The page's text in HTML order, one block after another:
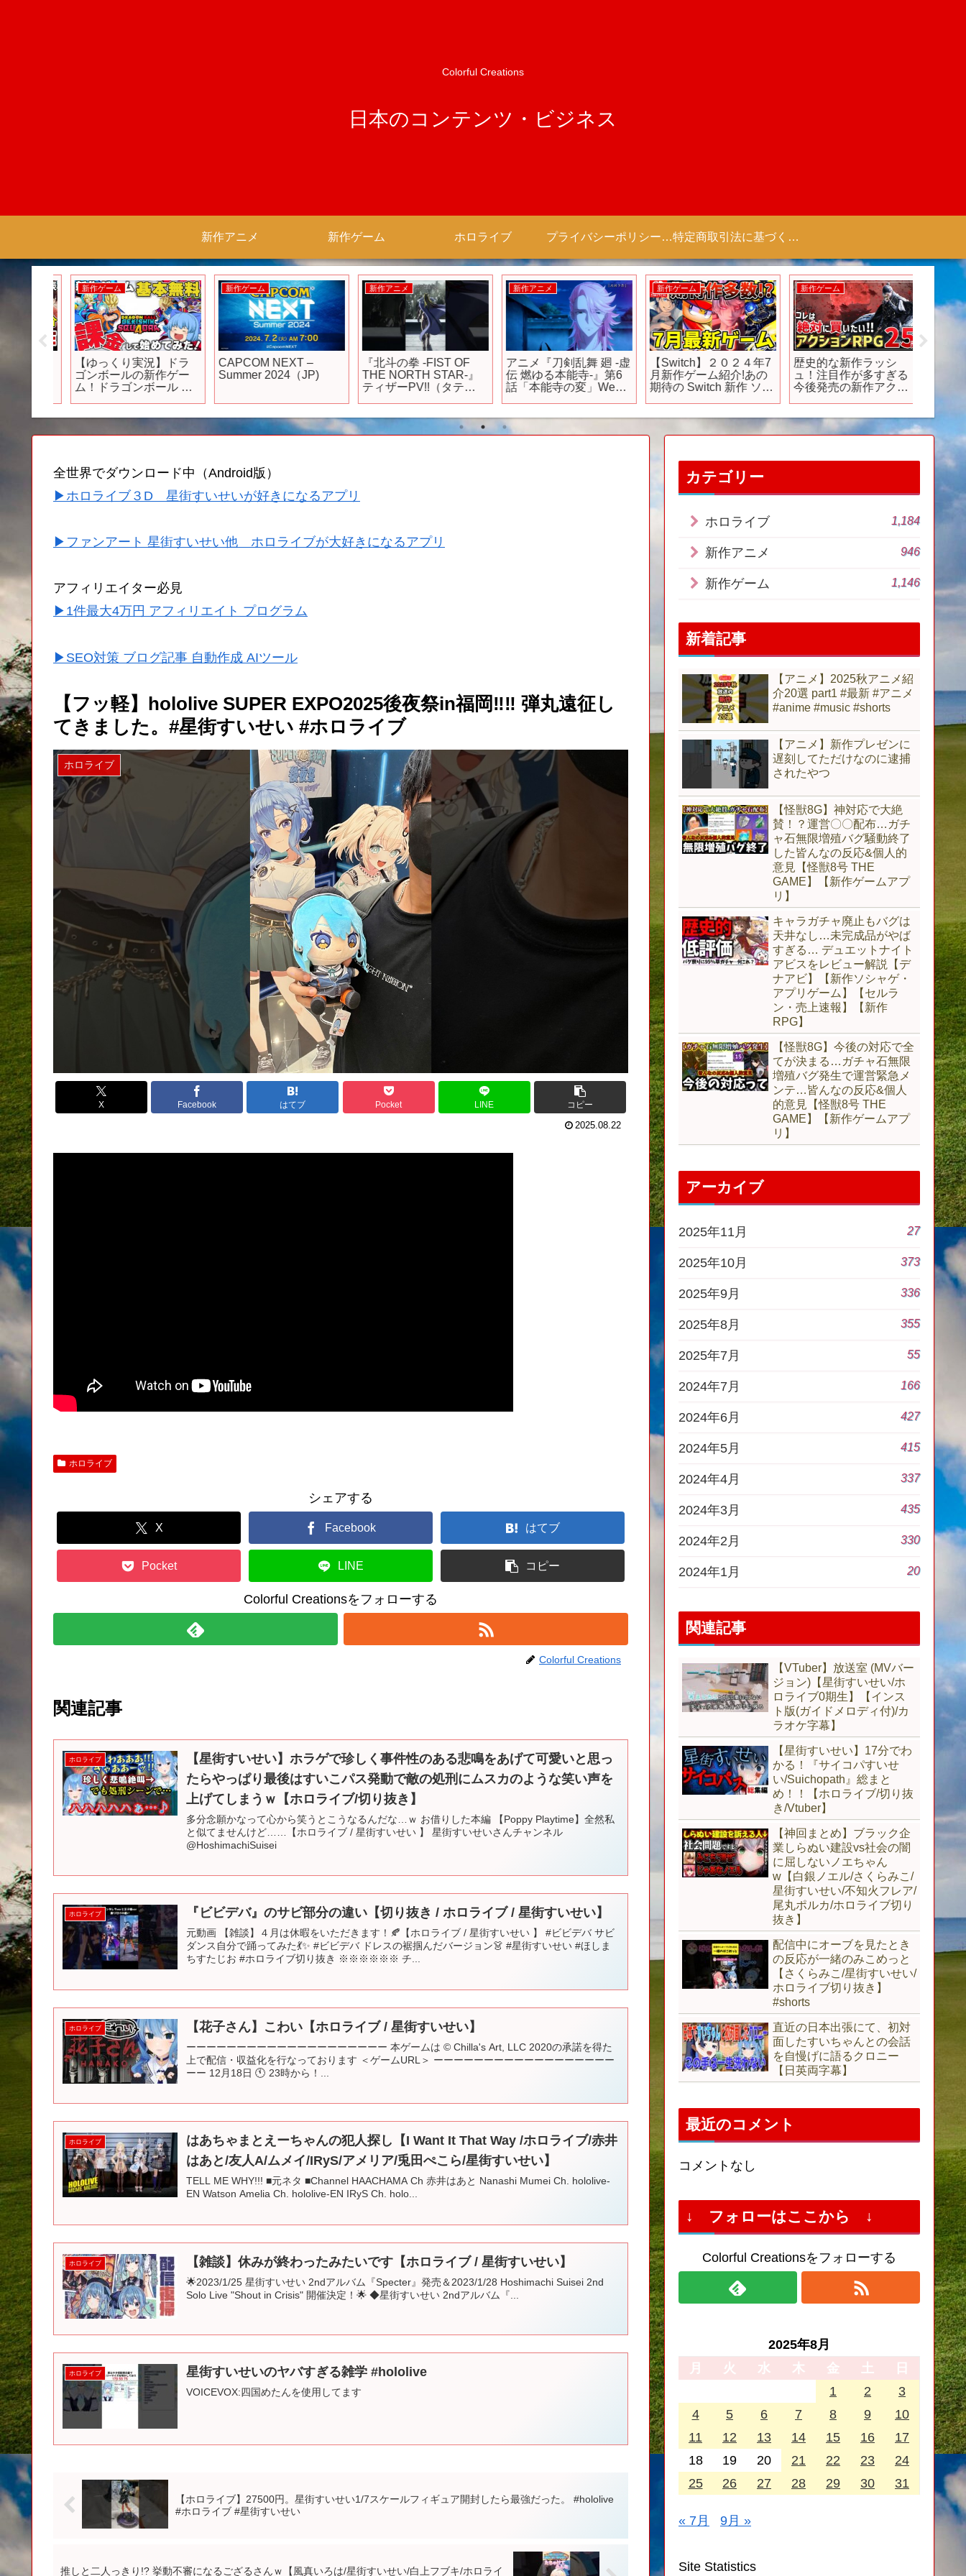
Colorful Creations
日本のコンテンツ・ビジネス
新作アニメ 新作ゲーム ホロライブ プライバシーポリシー 【Colorful Creation】 特定商取引法に基づく表記（商取引に関する開示）
新作ゲーム
【ゆっくり実況】ドラ
ゴンボールの新作ゲー
ム！ドラゴンボール ゲ
チルノの珍ゲキスク/ド
ラゴンボール ゲキシン
新作ゲーム
CAPCOM NEXT –
Summer 2024（JP)
新作アニメ
『北斗の拳 -FIST OF
THE NORTH STAR-』
ティザーPV!!（タテ
新作アニメ
アニメ『刀剣乱舞 廻 -虚
伝 燃ゆる本能寺-』第6
話「本能寺の変」Web
送！
新作ゲーム
【Switch】２０２４年7
月新作ゲーム紹介!あの
期待の Switch 新作 ソフ
新作ゲーム
歴史的な新作ラッシ
ュ！注目作が多すぎる
今後発売の新作アクシ
全世界でダウンロード中（Android版）
▶ホロライブ３D 星街すいせいが好きになるアプリ
▶ファンアート 星街すいせい他 ホロライブが大好きになるアプリ
アフィリエイター必見
▶1件最大4万円 アフィリエイト プログラム
▶SEO対策 ブログ記事 自動作成 AIツール
【フッ軽】hololive SUPER EXPO2025後夜祭in福岡‼︎‼︎ 弾丸遠征し
てきました。#星街すいせい #ホロライブ
ホロライブ
X Facebook はてブ Pocket LINE コピー
2025.08.22
ホロライブ
シェアする
X Facebook はてブ
Pocket LINE コピー
Colorful Creationsをフォローする
Colorful Creations
関連記事
ホロライブ
【星街すいせい】ホラゲで珍しく事件性のある悲鳴をあげて可愛いと思っ
たらやっぱり最後はすいこパス発動で敵の処刑にムスカのような笑い声を
上げてしまうｗ【ホロライブ/切り抜き】
多分念願かなって心から笑うとこうなるんだな…ｗ お借りした本編 【Poppy Playtime】全然私
と似てませんけど……【ホロライブ / 星街すいせい 】 星街すいせいさんチャンネル
@HoshimachiSuisei
ホロライブ 『ビビデバ』のサビ部分の違い【切り抜き / ホロライブ / 星街すいせい】
元動画 【雑談】４月は休暇をいただきます！🍂【ホロライブ / 星街すいせい 】 #ビビデバ サビ
ダンス自分で踊ってみた💃✨ #ビビデバ ドレスの裾掴んだバージョン👗 #星街すいせい #ほしま
ちすたじお #ホロライブ切り抜き ※※※※※※ チ...
ホロライブ 【花子さん】こわい【ホロライブ / 星街すいせい】
ーーーーーーーーーーーーーーーーーーーー 本ゲームは © Chilla's Art, LLC 2020の承諾を得た
上で配信・収益化を行なっております ＜ゲームURL＞ ーーーーーーーーーーーーーーーーーー
ーー 12月18日 🕚 23時から！...
ホロライブ
はあちゃまとえーちゃんの犯人探し【I Want It That Way /ホロライブ/赤井
はあと/友人A/ムメイ/IRyS/アメリア/兎田ぺこら/星街すいせい】
TELL ME WHY!!! ■元ネタ ■Channel HAACHAMA Ch 赤井はあと Nanashi Mumei Ch. hololive-
EN Watson Amelia Ch. hololive-EN IRyS Ch. holo...
ホロライブ 【雑談】休みが終わったみたいです【ホロライブ / 星街すいせい】
🌟2023/1/25 星街すいせい 2ndアルバム『Specter』発売＆2023/1/28 Hoshimachi Suisei 2nd
Solo Live "Shout in Crisis" 開催決定！🌟 ◆星街すいせい 2ndアルバム『...
ホロライブ 星街すいせいのヤバすぎる雑学 #hololive
VOICEVOX:四国めたんを使用してます
【ホロライブ】27500円。星街すいせい1/7スケールフィギュア開封したら最強だった。 #hololive
#ホロライブ #星街すいせい
推しと二人っきり!? 挙動不審になるござるさんｗ【風真いろは/星街すいせい/白上フブキ/ホロライ
カテゴリー
ホロライブ 1,184
新作アニメ 946
新作ゲーム 1,146
新着記事
【アニメ】2025秋アニメ紹
介20選 part1 #最新 #アニメ
#anime #music #shorts
【アニメ】新作プレゼンに
遅刻してただけなのに逮捕
されたやつ
【怪獣8G】神対応で大絶
賛！？運営〇〇配布…ガチ
ャ石無限増殖バグ騒動終了
した皆んなの反応&個人的
意見【怪獣8号 THE
GAME】【新作ゲームアプ
リ】
キャラガチャ廃止もバグは
天井なし…未完成品がやば
すぎる… デュエットナイト
アビスをレビュー解説【デ
ナアビ】【新作ソシャゲ・
アプリゲーム】【セルラ
ン・売上速報】【新作
RPG】
【怪獣8G】今後の対応で全
てが決まる…ガチャ石無限
増殖バグ発生で運営緊急メ
ンテ…皆んなの反応&個人
的意見【怪獣8号 THE
GAME】【新作ゲームアプ
リ】
アーカイブ
2025年11月 27
2025年10月 373
2025年9月 336
2025年8月 355
2025年7月 55
2024年7月 166
2024年6月 427
2024年5月 415
2024年4月 337
2024年3月 435
2024年2月 330
2024年1月 20
関連記事
【VTuber】放送室 (MVバー
ジョン)【星街すいせい/ホ
ロライブ0期生】【インス
ト版(ガイドメロディ付)/カ
ラオケ字幕】
【星街すいせい】17分でわ
かる！『サイコパすいせ
い/Suichopath』総まと
め！！【ホロライブ/切り抜
き/Vtuber】
【神回まとめ】ブラック企
業しらぬい建設vs社会の闇
に屈しないノエちゃん
w【白銀ノエル/さくらみこ/
星街すいせい/不知火フレア/
尾丸ポルカ/ホロライブ切り
抜き】
配信中にオーブを見たとき
の反応が一緒のみこめっと
【さくらみこ/星街すいせい/
ホロライブ切り抜き】
#shorts
直近の日本出張にて、初対
面したすいちゃんとの会話
を自慢げに語るクロニー
【日英両字幕】
最近のコメント
コメントなし
↓ フォローはここから ↓
Colorful Creationsをフォローする
2025年8月
月
火 水 木 金 土
日
1
2
3
4
5 6 7 8 9
10
11
12 13 14 15 16
17
18
19 20 21 22 23
24
25
26 27 28 29 30 31
« 7月 9月 »
Site Statistics